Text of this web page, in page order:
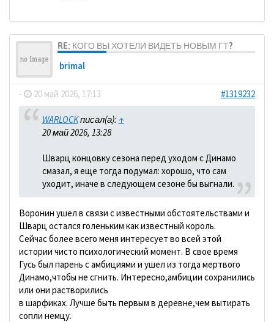
RE: КОГО ВЫ ХОТЕЛИ ВИДЕТЬ НОВЫМ ГТ?
brimal
- 20 май 2026, 17:13 #1319232
WARLOCKписал(а): ↑
20 май 2026, 13:28
Шварц концовку сезона перед уходом с Динамо
смазал, я еще тогда подумал: хорошо, что сам
уходит, иначе в следующем сезоне бы выгнали.
Воронин ушел в связи с известными обстоятельствами и
Шварц остался голеньким как известный король.
Сейчас более всего меня интересует во всей этой
истории чисто психологический момент. В свое время
Гусь был парень с амбициями и ушел из тогда мертвого
Динамо,чтобы не сгнить. Интересно,амбиции сохранились
или они растворились
в шарфиках. Лучше быть первым в деревне,чем вытирать
сопли немцу.